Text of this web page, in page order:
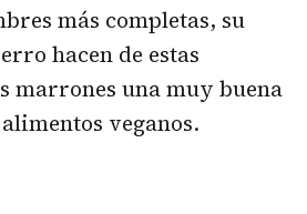
más completas, su
hacen de estas
marrones una muy buena
veganos.